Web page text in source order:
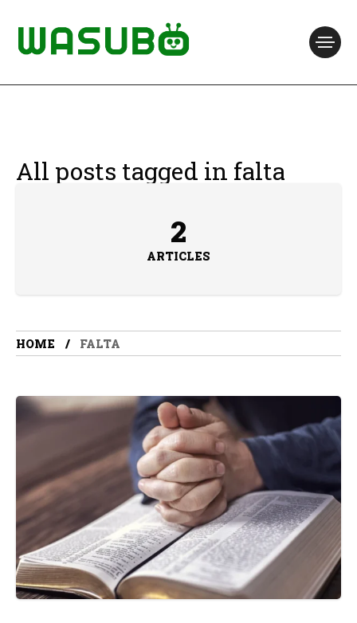
All posts tagged in falta
2
ARTICLES
HOME FALTA